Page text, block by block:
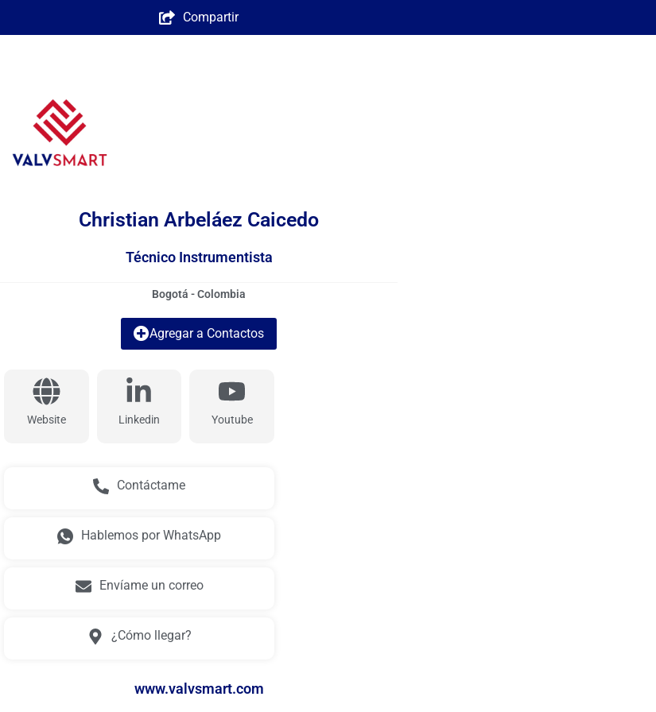
Compartir
Christian Arbeláez Caicedo
Técnico Instrumentista
Bogotá - Colombia
Agregar a Contactos
Website Linkedin Youtube
Contáctame
Hablemos por WhatsApp
Envíame un correo
¿Cómo llegar?
www.valvsmart.com